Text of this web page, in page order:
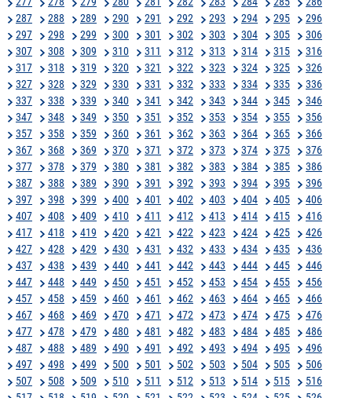
287
288 289 290 291 292 293 294 295
296
297
298 299 300 301 302 303 304 305
306
307
308 309 310 311 312 313 314 315
316
317
318 319 320 321 322 323 324 325
326
327
328 329 330 331 332 333 334 335
336
337
338 339 340 341 342 343 344 345
346
347
348 349 350 351 352 353 354 355
356
357
358 359 360 361 362 363 364 365
366
367
368 369 370 371 372 373 374 375
376
377
378 379 380 381 382 383 384 385
386
387
388 389 390 391 392 393 394 395
396
397
398 399 400 401 402 403 404 405
406
407
408 409 410 411 412 413 414 415
416
417
418 419 420 421 422 423 424 425
426
427
428 429 430 431 432 433 434 435
436
437
438 439 440 441 442 443 444 445
446
447
448 449 450 451 452 453 454 455
456
457
458 459 460 461 462 463 464 465
466
467
468 469 470 471 472 473 474 475
476
477
478 479 480 481 482 483 484 485
486
487
488 489 490 491 492 493 494 495
496
497
498 499 500 501 502 503 504 505
506
507
508 509 510 511 512 513 514 515
516